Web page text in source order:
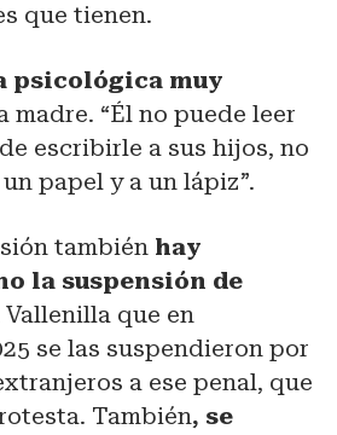
que tienen.
psicológica muy
madre. “Él no puede leer
escribirle a sus hijos, no
papel y a un lápiz”.
también hay
la suspensión de
Vallenilla que en
se las suspendieron por
a ese penal, que
También, se